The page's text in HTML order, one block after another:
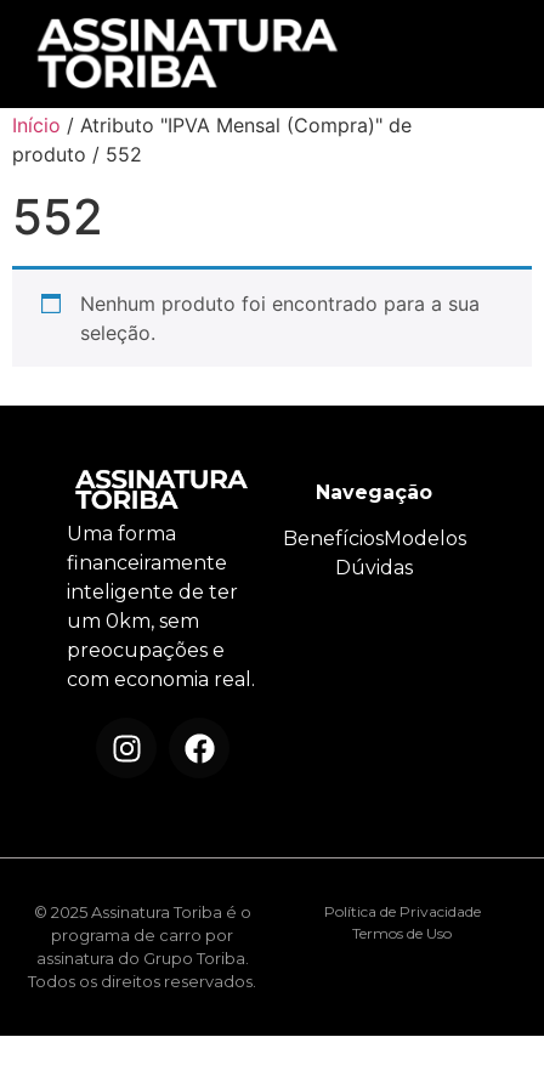
Início / Atributo "IPVA Mensal (Compra)" de
produto / 552
552
Nenhum produto foi encontrado para a sua
seleção.
Uma forma
financeiramente
inteligente de ter
um 0km, sem
preocupações e
com economia real.
Navegação
BenefíciosModelos
Dúvidas
© 2025 Assinatura Toriba é o
programa de carro por
assinatura do Grupo Toriba.
Todos os direitos reservados.
Política de Privacidade
Termos de Uso